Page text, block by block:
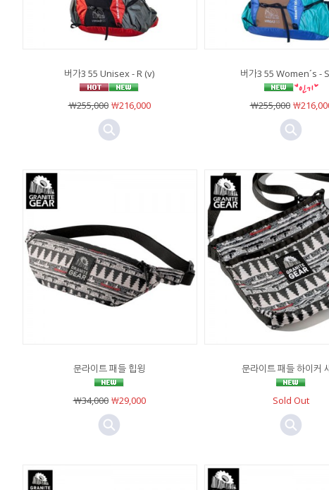
버가3 55 Unisex - R (v)
￦255,000￦216,000
버가3 55 Women´s -
￦255,000￦
문라이트 패들 힙윙
￦34,000￦29,000
문라이트 패들 하이커
Sold Out